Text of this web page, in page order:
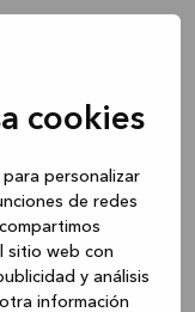
cookies
personalizar
de redes
sitio web con
y análisis
información